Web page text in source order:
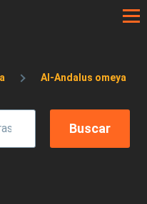
de ayuda a la
Al-Andalus omeya